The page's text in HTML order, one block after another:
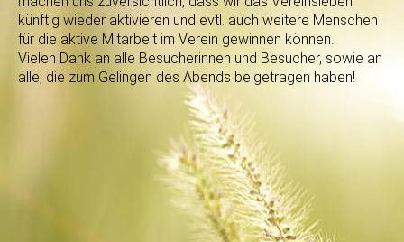
künftig wieder aktivieren und evtl. auch weitere Menschen
für die aktive Mitarbeit im Verein gewinnen können.
Vielen Dank an alle Besucherinnen und Besucher, sowie an
alle, die zum Gelingen des Abends beigetragen haben!